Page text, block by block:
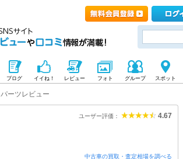
ブログ イイね！ レビュー フォト グループ スポット
パーツレビュー
ユーザー評価： 4.67
中古車の買取・査定相場を調べる